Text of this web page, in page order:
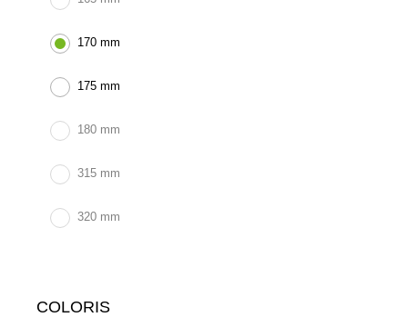
170 mm
175 mm
180 mm
315 mm
320 mm
COLORIS